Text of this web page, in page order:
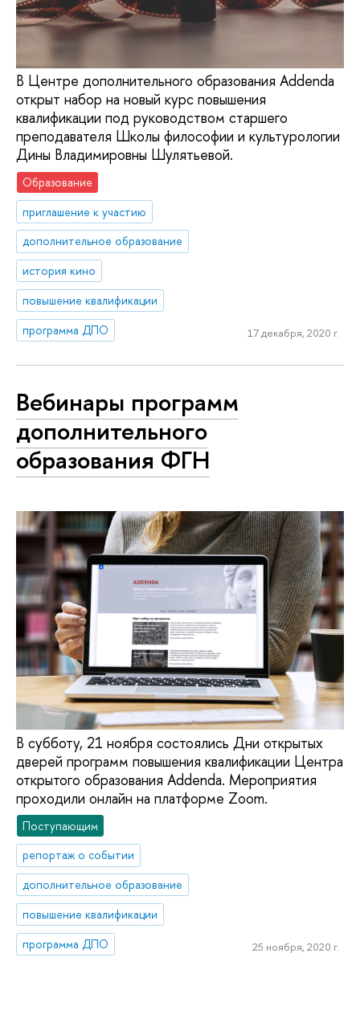
В Центре дополнительного образования Addenda
открыт набор на новый курс повышения
квалификации под руководством старшего
преподавателя Школы философии и культурологии
Дины Владимировны Шулятьевой.
Образование
приглашение к участию
дополнительное образование
история кино
повышение квалификации
программа ДПО
17 декабря, 2020 г.
Вебинары программ
дополнительного
образования ФГН
В субботу, 21 ноября состоялись Дни открытых
дверей программ повышения квалификации Центра
открытого образования Addenda. Мероприятия
проходили онлайн на платформе Zoom.
Поступающим
репортаж о событии
дополнительное образование
повышение квалификации
программа ДПО
25 ноября, 2020 г.